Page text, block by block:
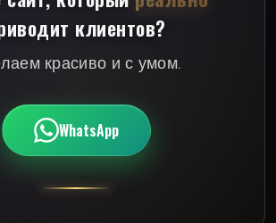
клиентов?
красиво и с умом.
WhatsApp